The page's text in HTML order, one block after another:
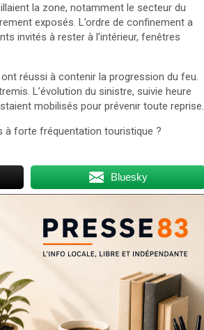
la zone, notamment le secteur du
exposés. L’ordre de confinement a
invités à rester à l’intérieur, fenêtres
réussi à contenir la progression du feu.
L’évolution du sinistre, suivie heure
mobilisés pour prévenir toute reprise.
à forte fréquentation touristique ?
Bluesky